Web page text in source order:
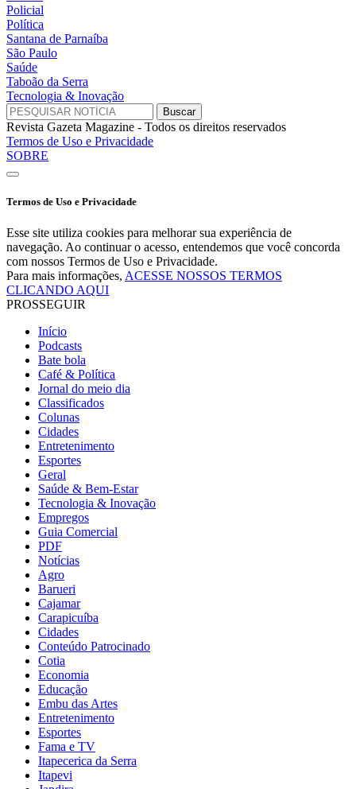
Policial
Política
Santana de Parnaíba
São Paulo
Saúde
Taboão da Serra
Tecnologia & Inovação
Revista Gazeta Magazine - Todos os direitos reservados
Termos de Uso e Privacidade
SOBRE
Termos de Uso e Privacidade
Esse site utiliza cookies para melhorar sua experiência de
navegação. Ao continuar o acesso, entendemos que você concorda
com nossos Termos de Uso e Privacidade.
Para mais informações, ACESSE NOSSOS TERMOS
CLICANDO AQUI
PROSSEGUIR
Início
Podcasts
Bate bola
Café & Política
Jornal do meio dia
Classificados
Colunas
Cidades
Entretenimento
Esportes
Geral
Saúde & Bem-Estar
Tecnologia & Inovação
Empregos
Guia Comercial
PDF
Notícias
Agro
Barueri
Cajamar
Carapicuíba
Cidades
Conteúdo Patrocinado
Cotia
Economia
Educação
Embu das Artes
Entretenimento
Esportes
Fama e TV
Itapecerica da Serra
Itapevi